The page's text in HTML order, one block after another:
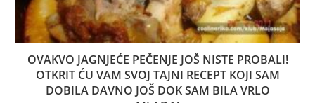
OVAKVO JAGNJEĆE PEČENJE JOŠ NISTE PROBALI!
OTKRIT ĆU VAM SVOJ TAJNI RECEPT KOJI SAM
DOBILA DAVNO JOŠ DOK SAM BILA VRLO